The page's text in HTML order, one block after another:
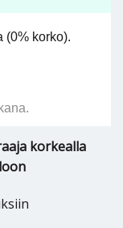
(0% korko).
korkealla